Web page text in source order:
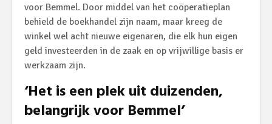
voor Bemmel. Door middel van het coöperatieplan
behield de boekhandel zijn naam, maar kreeg de
winkel wel acht nieuwe eigenaren, die elk hun eigen
geld investeerden in de zaak en op vrijwillige basis er
werkzaam zijn.
‘Het is een plek uit duizenden,
belangrijk voor Bemmel’